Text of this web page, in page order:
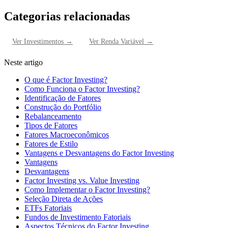
Categorias relacionadas
Ver Investimentos → Ver Renda Variável →
Neste artigo
O que é Factor Investing?
Como Funciona o Factor Investing?
Identificação de Fatores
Construção do Portfólio
Rebalanceamento
Tipos de Fatores
Fatores Macroeconômicos
Fatores de Estilo
Vantagens e Desvantagens do Factor Investing
Vantagens
Desvantagens
Factor Investing vs. Value Investing
Como Implementar o Factor Investing?
Seleção Direta de Ações
ETFs Fatoriais
Fundos de Investimento Fatoriais
Aspectos Técnicos do Factor Investing